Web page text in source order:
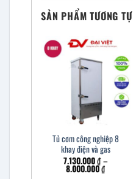
SẢN PHẨM TƯƠNG TỰ
Tủ cơm công nghiệp 8
khay điện và gas
7.130.000₫ –
8.000.000₫